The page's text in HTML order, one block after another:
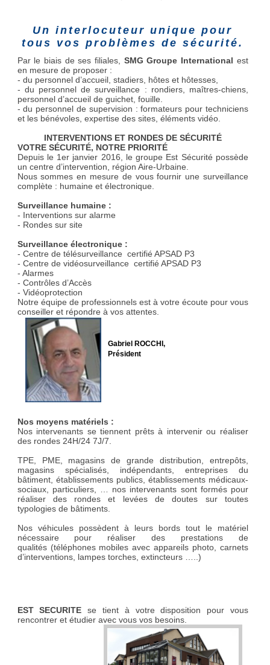
Un interlocuteur unique pour
tous vos problèmes de sécurité.
Par le biais de ses filiales, SMG Groupe International est
en mesure de proposer :
- du personnel d’accueil, stadiers, hôtes et hôtesses,
- du personnel de surveillance : rondiers, maîtres-chiens,
personnel d’accueil de guichet, fouille.
- du personnel de supervision : formateurs pour techniciens
et les bénévoles, expertise des sites, éléments vidéo.
INTERVENTIONS ET RONDES DE SÉCURITÉ
VOTRE SÉCURITÉ, NOTRE PRIORITÉ
Depuis le 1er janvier 2016, le groupe Est Sécurité possède
un centre d’intervention, région Aire-Urbaine.
Nous sommes en mesure de vous fournir une surveillance
complète : humaine et électronique.
Surveillance humaine :
- Interventions sur alarme
- Rondes sur site
Surveillance électronique :
- Centre de télésurveillance certifié APSAD P3
- Centre de vidéosurveillance certifié APSAD P3
- Alarmes
- Contrôles d’Accès
- Vidéoprotection
Notre équipe de professionnels est à votre écoute pour vous
conseiller et répondre à vos attentes.
Gabriel ROCCHI,
Président
Nos moyens matériels :
Nos intervenants se tiennent prêts à intervenir ou réaliser
des rondes 24H/24 7J/7.
TPE, PME, magasins de grande distribution, entrepôts,
magasins spécialisés, indépendants, entreprises du
bâtiment, établissements publics, établissements médicaux-
sociaux, particuliers, … nos intervenants sont formés pour
réaliser des rondes et levées de doutes sur toutes
typologies de bâtiments.
Nos véhicules possèdent à leurs bords tout le matériel
nécessaire pour réaliser des prestations de
qualités (téléphones mobiles avec appareils photo, carnets
d’interventions, lampes torches, extincteurs …..)
EST SECURITE se tient à votre disposition pour vous
rencontrer et étudier avec vous vos besoins.